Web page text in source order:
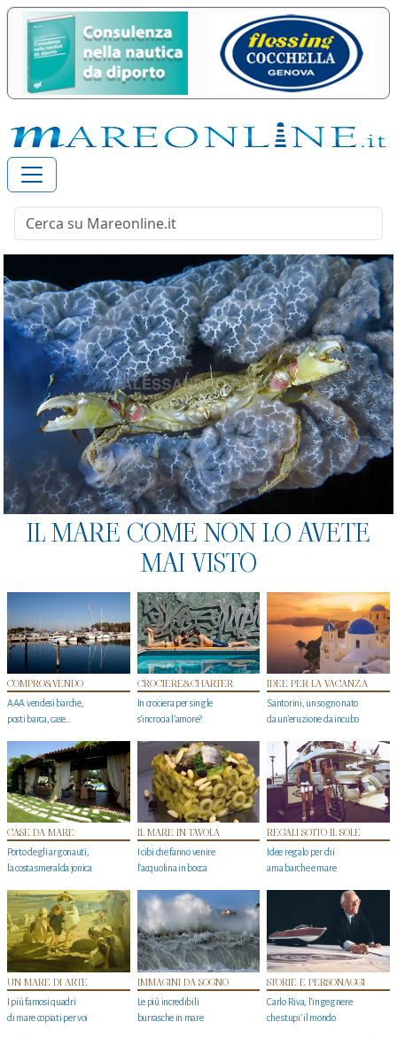
IL MARE COME NON LO AVETE
MAI VISTO
COMPRO&VENDO
AAA vendesi barche,
posti barca, case…
CROCIERE&CHARTER
In crociera per single
s'incrocia l’amore?
IDEE PER LA VACANZA
Santorini, un sogno nato
da un’eruzione da incubo
CASE DA MARE
Porto degli argonauti,
la costa smeralda jonica
IL MARE IN TAVOLA
I cibi che fanno venire
l’acquolina in bocca
REGALI SOTTO IL SOLE
Idee regalo per chi
ama barche e mare
UN MARE DI ARTE
I più famosi quadri
di mare copiati per voi
IMMAGINI DA SOGNO
Le più incredibili
burrasche in mare
STORIE E PERSONAGGI
Carlo Riva, l’ingegnere
che stupi' il mondo